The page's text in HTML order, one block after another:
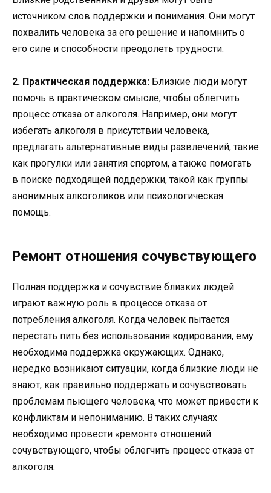
источником слов поддержки и понимания. Они могут
похвалить человека за его решение и напомнить о
его силе и способности преодолеть трудности.
2. Практическая поддержка: Близкие люди могут
помочь в практическом смысле, чтобы облегчить
процесс отказа от алкоголя. Например, они могут
избегать алкоголя в присутствии человека,
предлагать альтернативные виды развлечений, такие
как прогулки или занятия спортом, а также помогать
в поиске подходящей поддержки, такой как группы
анонимных алкоголиков или психологическая
помощь.
Ремонт отношения сочувствующего
Полная поддержка и сочувствие близких людей
играют важную роль в процессе отказа от
потребления алкоголя. Когда человек пытается
перестать пить без использования кодирования, ему
необходима поддержка окружающих. Однако,
нередко возникают ситуации, когда близкие люди не
знают, как правильно поддержать и сочувствовать
проблемам пьющего человека, что может привести к
конфликтам и непониманию. В таких случаях
необходимо провести «ремонт» отношений
сочувствующего, чтобы облегчить процесс отказа от
алкоголя.